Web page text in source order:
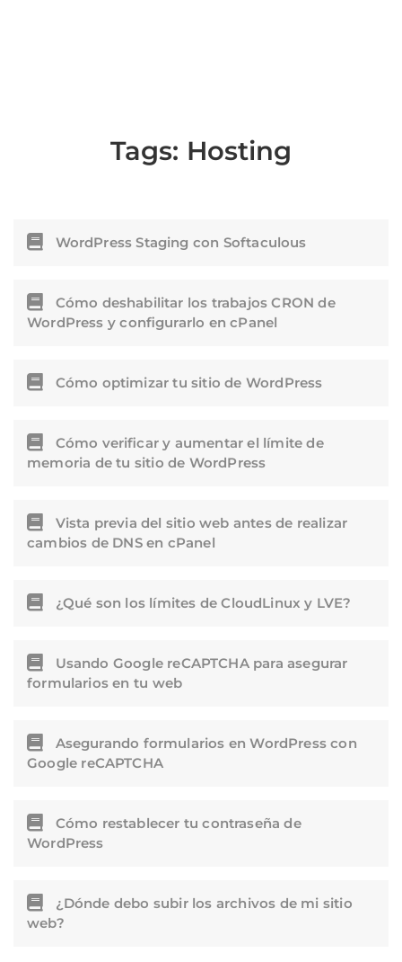
Tags: Hosting
WordPress Staging con Softaculous
Cómo deshabilitar los trabajos CRON de
WordPress y configurarlo en cPanel
Cómo optimizar tu sitio de WordPress
Cómo verificar y aumentar el límite de
memoria de tu sitio de WordPress
Vista previa del sitio web antes de realizar
cambios de DNS en cPanel
¿Qué son los límites de CloudLinux y LVE?
Usando Google reCAPTCHA para asegurar
formularios en tu web
Asegurando formularios en WordPress con
Google reCAPTCHA
Cómo restablecer tu contraseña de
WordPress
¿Dónde debo subir los archivos de mi sitio
web?